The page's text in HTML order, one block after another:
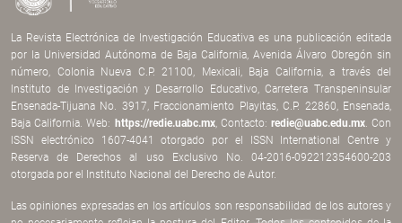
La Revista Electrónica de Investigación Educativa es una publicación editada
por la Universidad Autónoma de Baja California, Avenida Álvaro Obregón sin
número, Colonia Nueva C.P. 21100, Mexicali, Baja California, a través del
Instituto de Investigación y Desarrollo Educativo, Carretera Transpeninsular
Ensenada-Tijuana No. 3917, Fraccionamiento Playitas, C.P. 22860, Ensenada,
Baja California. Web: https://redie.uabc.mx, Contacto: redie@uabc.edu.mx. Con
ISSN electrónico 1607-4041 otorgado por el ISSN International Centre y
Reserva de Derechos al uso Exclusivo No. 04-2016-092212354600-203
otorgada por el Instituto Nacional del Derecho de Autor.
Las opiniones expresadas en los artículos son responsabilidad de los autores y